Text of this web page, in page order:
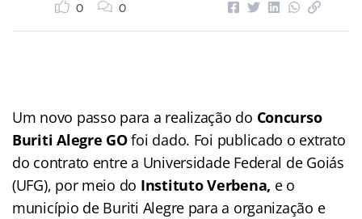
0 0
Um novo passo para a realização do Concurso
Buriti Alegre GOfoi dado. Foi publicado o extrato
do contrato entre a Universidade Federal de Goiás
(UFG), por meio do Instituto Verbena, e o
município de Buriti Alegre para a organização e